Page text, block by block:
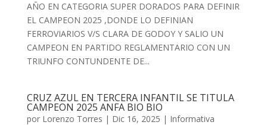
AÑO EN CATEGORIA SUPER DORADOS PARA DEFINIR
EL CAMPEON 2025 ,DONDE LO DEFINIAN
FERROVIARIOS V/S CLARA DE GODOY Y SALIO UN
CAMPEON EN PARTIDO REGLAMENTARIO CON UN
TRIUNFO CONTUNDENTE DE...
CRUZ AZUL EN TERCERA INFANTIL SE TITULA
CAMPEON 2025 ANFA BIO BIO
por Lorenzo Torres | Dic 16, 2025 | Informativa